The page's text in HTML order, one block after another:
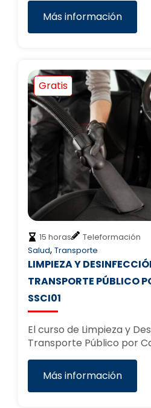
Más información
Gratis
15 horas
Teleformación
Salud, Transporte
LIMPIEZA Y
TRANSPORTE PÚBLICO
SSCI01
El curso de Limpieza y
Transporte Público por
Más información